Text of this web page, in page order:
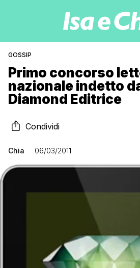
GOSSIP
Primo concorso
nazionale indetto
Diamond Editrice
Condividi
Chia 06/03/2011